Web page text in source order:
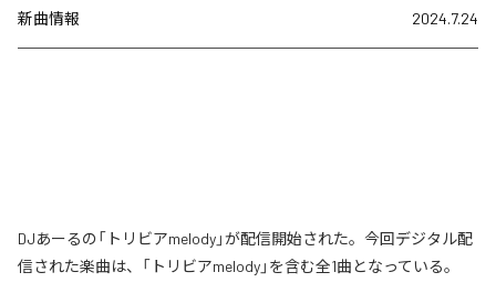
新曲情報 2024.7.24
DJあーるの「トリビアmelody」が配信開始された。今回デジタル配
信された楽曲は、「トリビアmelody」を含む全1曲となっている。